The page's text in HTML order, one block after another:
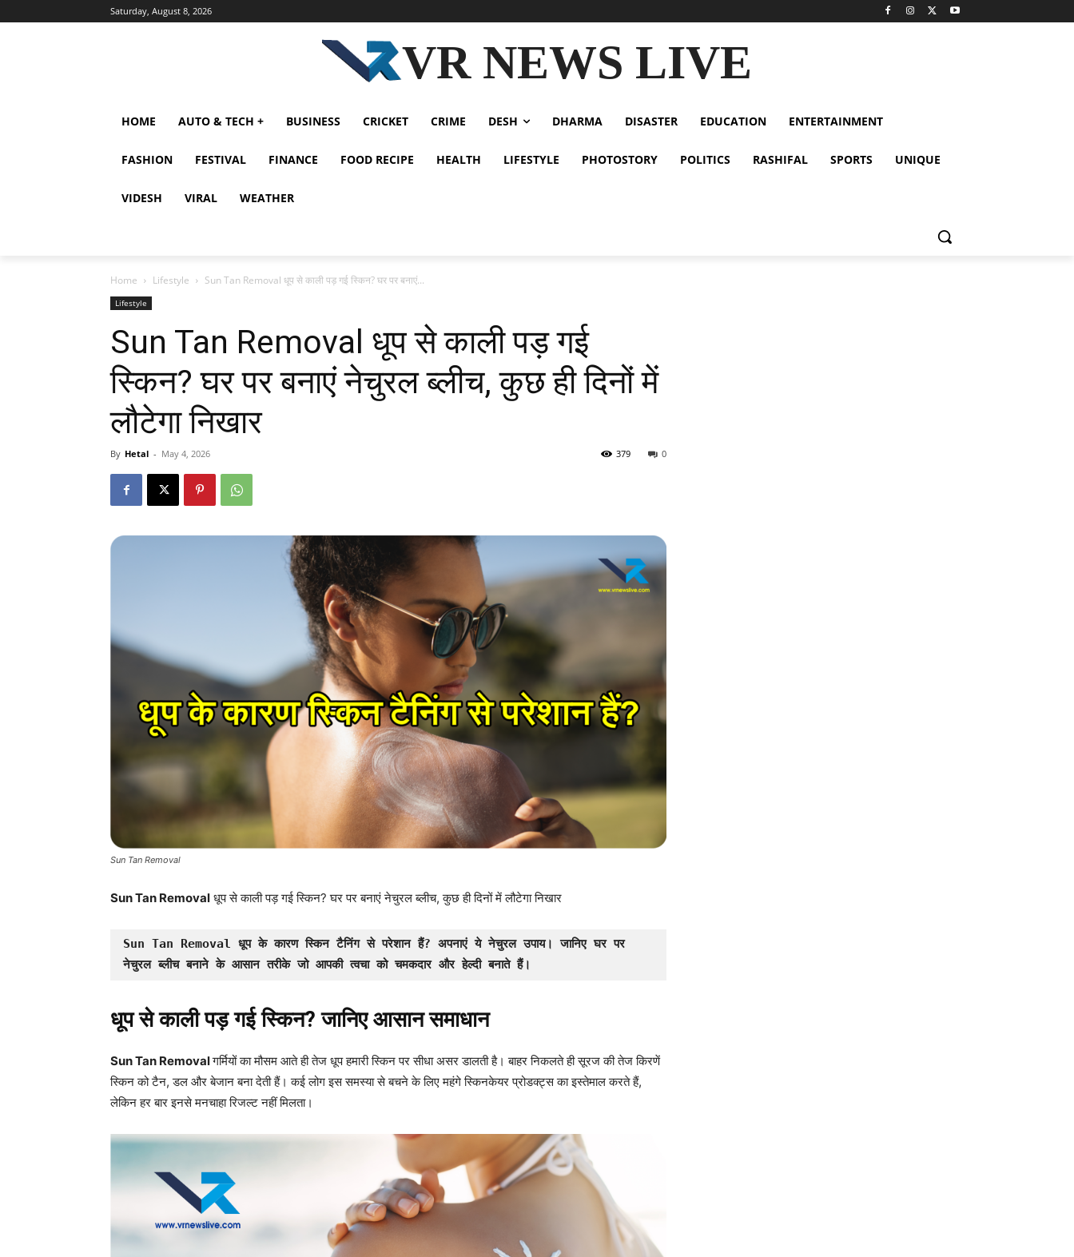
Saturday, August 8, 2026
VR NEWS LIVE
HOME AUTO & TECH + BUSINESS CRICKET CRIME DESH DHARMA DISASTER EDUCATION ENTERTAINMENT
FASHION FESTIVAL FINANCE FOOD RECIPE HEALTH LIFESTYLE PHOTOSTORY POLITICS RASHIFAL SPORTS UNIQUE
VIDESH VIRAL WEATHER
Home Lifestyle Sun Tan Removal धूप से काली पड़ गई स्किन? घर पर बनाएं...
Lifestyle
Sun Tan Removal धूप से काली पड़ गई
स्किन? घर पर बनाएं नेचुरल ब्लीच, कुछ ही दिनों में
लौटेगा निखार
By Hetal - May 4, 2026 0
379
Sun Tan Removal
Sun Tan Removal धूप से काली पड़ गई स्किन? घर पर बनाएं नेचुरल ब्लीच, कुछ ही दिनों में लौटेगा निखार
Sun Tan Removal धूप के कारण स्किन टैनिंग से परेशान हैं? अपनाएं ये नेचुरल उपाय। जानिए घर पर
नेचुरल ब्लीच बनाने के आसान तरीके जो आपकी त्वचा को चमकदार और हेल्दी बनाते हैं।
धूप से काली पड़ गई स्किन? जानिए आसान समाधान
Sun Tan Removalगर्मियों का मौसम आते ही तेज धूप हमारी स्किन पर सीधा असर डालती है। बाहर निकलते ही सूरज की तेज किरणें
स्किन को टैन, डल और बेजान बना देती हैं। कई लोग इस समस्या से बचने के लिए महंगे स्किनकेयर प्रोडक्ट्स का इस्तेमाल करते हैं,
लेकिन हर बार इनसे मनचाहा रिजल्ट नहीं मिलता।